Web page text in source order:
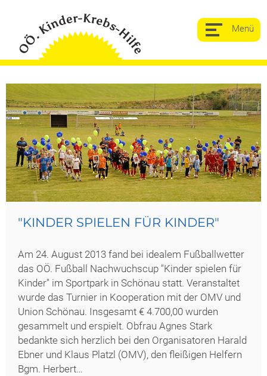
"KINDER SPIELEN FÜR KINDER"
Am 24. August 2013 fand bei idealem Fußballwetter
das OÖ. Fußball Nachwuchscup "Kinder spielen für
Kinder" im Sportpark in Schönau statt. Veranstaltet
wurde das Turnier in Kooperation mit der OMV und
Union Schönau. Insgesamt € 4.700,00 wurden
gesammelt und erspielt. Obfrau Agnes Stark
bedankte sich herzlich bei den Organisatoren Harald
Ebner und Klaus Platzl (OMV), den fleißigen Helfern
Bgm. Herbert…